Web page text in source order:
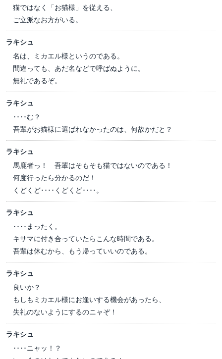
猫ではなく「お猫様」を従える、
ご立派なお方がいる。
ラキシュ
名は、ミカエル様というのである。
間違っても、あだ名などで呼ばぬように。
無礼であるぞ。
ラキシュ
････む？
吾輩がお猫様に選ばれなかったのは、何故かだと？
ラキシュ
馬鹿者っ！ 吾輩はそもそも猫ではないのである！
何度行ったら分かるのだ！
くどくど････くどくど････。
ラキシュ
････まったく。
キサマに付き合っていたらこんな時間である。
吾輩は休むから、もう帰っていいのである。
ラキシュ
良いか？
もしもミカエル様にお逢いする機会があったら、
失礼のないようにするのニャぞ！
ラキシュ
････ニャッ！？